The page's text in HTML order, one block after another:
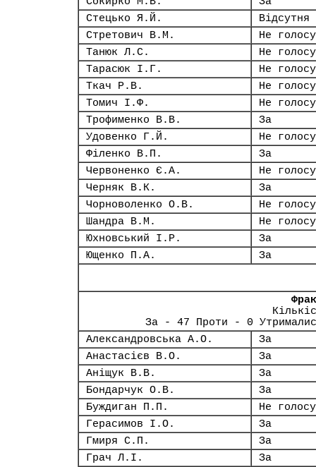
Стецько Я.Й.
Відсутня
Стретович В.М.
Не
Танюк Л.С.
Не
Тарасюк І.Г.
Не
Ткач Р.В.
Не
Томич І.Ф.
Не
Трофименко В.В.
За
Удовенко Г.Й.
Не
Філенко В.П.
За
Червоненко Є.А.
Не
Черняк В.К.
За
Чорноволенко О.В.
Не
Шандра В.М.
Не
Юхновський І.Р.
За
Ющенко П.А.
За
За - 47 Проти - 0
Александровська А.О.
За
Анастасієв В.О.
За
Аніщук В.В.
За
Бондарчук О.В.
За
Буждиган П.П.
Не
Герасимов І.О.
За
Гмиря С.П.
За
Грач Л.І.
За